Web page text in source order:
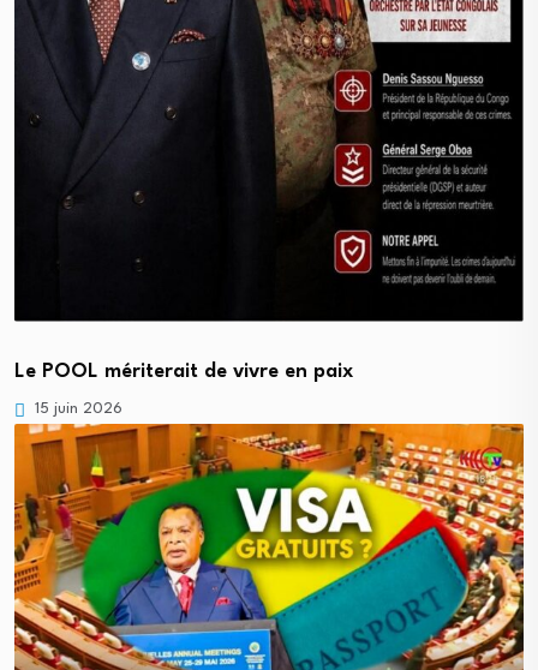
Le POOL mériterait de vivre en paix
15 juin 2026